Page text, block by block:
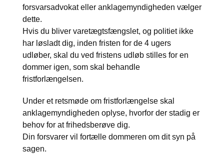
forsvarsadvokat eller anklagemyndigheden vælger
dette.
Hvis du bliver varetægtsfængslet, og politiet ikke
har løsladt dig, inden fristen for de 4 ugers
udløber, skal du ved fristens udløb stilles for en
dommer igen, som skal behandle
fristforlængelsen.
Under et retsmøde om fristforlængelse skal
anklagemyndigheden oplyse, hvorfor der stadig er
behov for at frihedsberøve dig.
Din forsvarer vil fortælle dommeren om dit syn på
sagen.